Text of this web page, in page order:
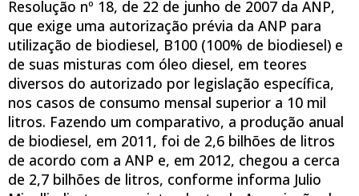
Resolução nº 18, de 22 de junho de 2007 da ANP,
que exige uma autorização prévia da ANP para
utilização de biodiesel, B100 (100% de biodiesel) e
de suas misturas com óleo diesel, em teores
diversos do autorizado por legislação específica,
nos casos de consumo mensal superior a 10 mil
litros. Fazendo um comparativo, a produção anual
de biodiesel, em 2011, foi de 2,6 bilhões de litros
de acordo com a ANP e, em 2012, chegou a cerca
de 2,7 bilhões de litros, conforme informa Julio